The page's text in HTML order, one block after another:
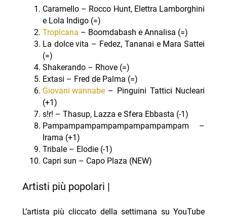
Caramello – Rocco Hunt, Elettra Lamborghini
e Lola Indigo (=)
Tropicana – Boomdabash e Annalisa (=)
La dolce vita – Fedez, Tananai e Mara Sattei
(=)
Shakerando – Rhove (=)
Extasi – Fred de Palma (=)
Giovani wannabe– Pinguini Tattici Nucleari
(+1)
s!r! – Thasup, Lazza e Sfera Ebbasta (-1)
Pampampampampampampampampam –
Irama (+1)
Tribale – Elodie (-1)
Capri sun – Capo Plaza (NEW)
Artisti più popolari |
L’artista più cliccato della settimana su YouTube